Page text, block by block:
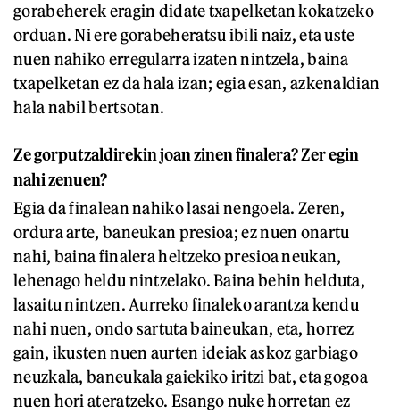
gorabeherek eragin didate txapelketan kokatzeko
orduan. Ni ere gorabeheratsu ibili naiz, eta uste
nuen nahiko erregularra izaten nintzela, baina
txapelketan ez da hala izan; egia esan, azkenaldian
hala nabil bertsotan.
Ze gorputzaldirekin joan zinen finalera? Zer egin
nahi zenuen?
Egia da finalean nahiko lasai nengoela. Zeren,
ordura arte, baneukan presioa; ez nuen onartu
nahi, baina finalera heltzeko presioa neukan,
lehenago heldu nintzelako. Baina behin helduta,
lasaitu nintzen. Aurreko finaleko arantza kendu
nahi nuen, ondo sartuta baineukan, eta, horrez
gain, ikusten nuen aurten ideiak askoz garbiago
neuzkala, baneukala gaiekiko iritzi bat, eta gogoa
nuen hori ateratzeko. Esango nuke horretan ez